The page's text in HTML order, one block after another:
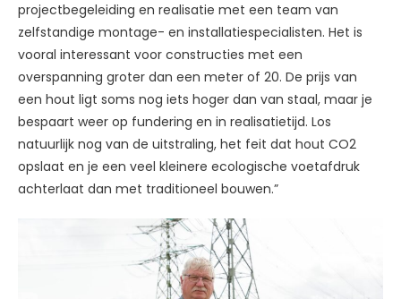
projectbegeleiding en realisatie met een team van
zelfstandige montage- en installatiespecialisten. Het is
vooral interessant voor constructies met een
overspanning groter dan een meter of 20. De prijs van
een hout ligt soms nog iets hoger dan van staal, maar je
bespaart weer op fundering en in realisatietijd. Los
natuurlijk nog van de uitstraling, het feit dat hout CO2
opslaat en je een veel kleinere ecologische voetafdruk
achterlaat dan met traditioneel bouwen.”